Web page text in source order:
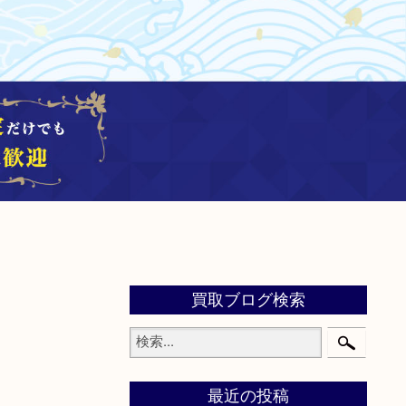
買取ブログ検索
最近の投稿